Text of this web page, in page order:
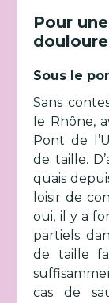
Pour
Sous le
Sans
le Rhône,
Pont de
de taille.
quais
loisir de
oui, il y a
partiels
de taille
cas de